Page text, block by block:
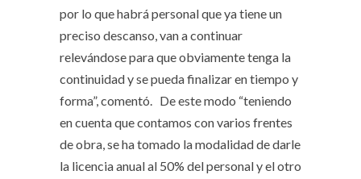
por lo que habrá personal que ya tiene un
preciso descanso, van a continuar
relevándose para que obviamente tenga la
continuidad y se pueda finalizar en tiempo y
forma”, comentó. De este modo “teniendo
en cuenta que contamos con varios frentes
de obra, se ha tomado la modalidad de darle
la licencia anual al 50% del personal y el otro